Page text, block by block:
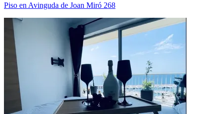
Piso en Avinguda de Joan Miró 268